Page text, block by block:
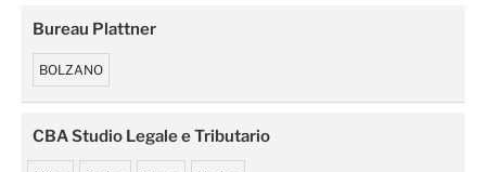
Bureau Plattner
BOLZANO
CBA Studio Legale e Tributario